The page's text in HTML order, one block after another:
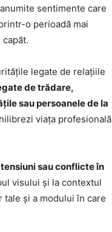
sentimente care
o perioadă mai
legate de relațiile
de trădare,
sau persoanele de la
viața profesională
sau conflicte în
visului și la contextul
și a modului în care